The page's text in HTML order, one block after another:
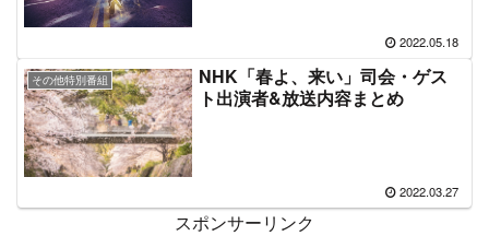
2022.05.18
その他特別番組
NHK「春よ、来い」司会・ゲス
ト出演者&放送内容まとめ
2022.03.27
スポンサーリンク